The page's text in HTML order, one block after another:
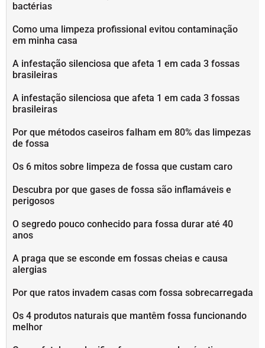
bactérias
Como uma limpeza profissional evitou contaminação
em minha casa
A infestação silenciosa que afeta 1 em cada 3 fossas
brasileiras
A infestação silenciosa que afeta 1 em cada 3 fossas
brasileiras
Por que métodos caseiros falham em 80% das limpezas
de fossa
Os 6 mitos sobre limpeza de fossa que custam caro
Descubra por que gases de fossa são inflamáveis e
perigosos
O segredo pouco conhecido para fossa durar até 40
anos
A praga que se esconde em fossas cheias e causa
alergias
Por que ratos invadem casas com fossa sobrecarregada
Os 4 produtos naturais que mantêm fossa funcionando
melhor